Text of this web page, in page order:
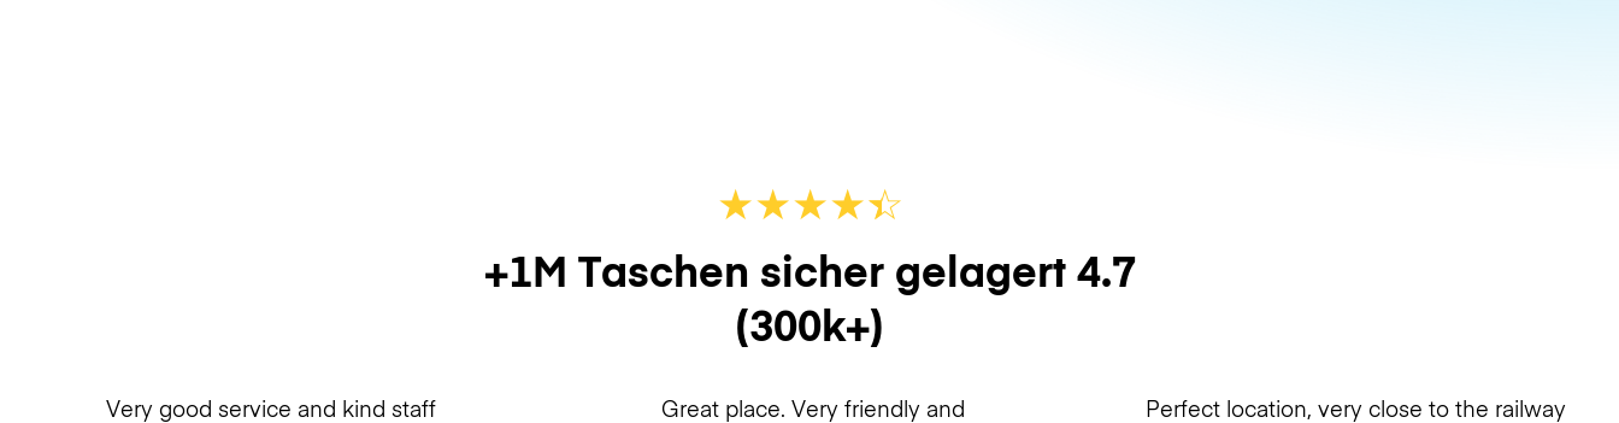
★★★★☆
★
+1M Taschen sicher gelagert4.7
(300k+)
Very good service and kind staff
Great place. Very friendly and
Perfect location, very close to the railway